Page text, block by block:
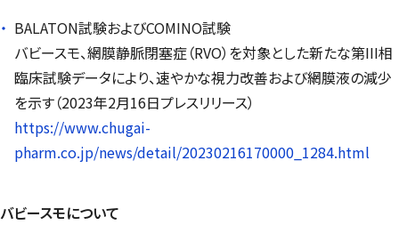
BALATON試験およびCOMINO試験
バビースモ、網膜静脈閉塞症（RVO）を対象とした新たな第III相
臨床試験データにより、速やかな視力改善および網膜液の減少
を示す（2023年2月16日プレスリリース）
https://www.chugai-
pharm.co.jp/news/detail/20230216170000_1284.html
バビースモについて